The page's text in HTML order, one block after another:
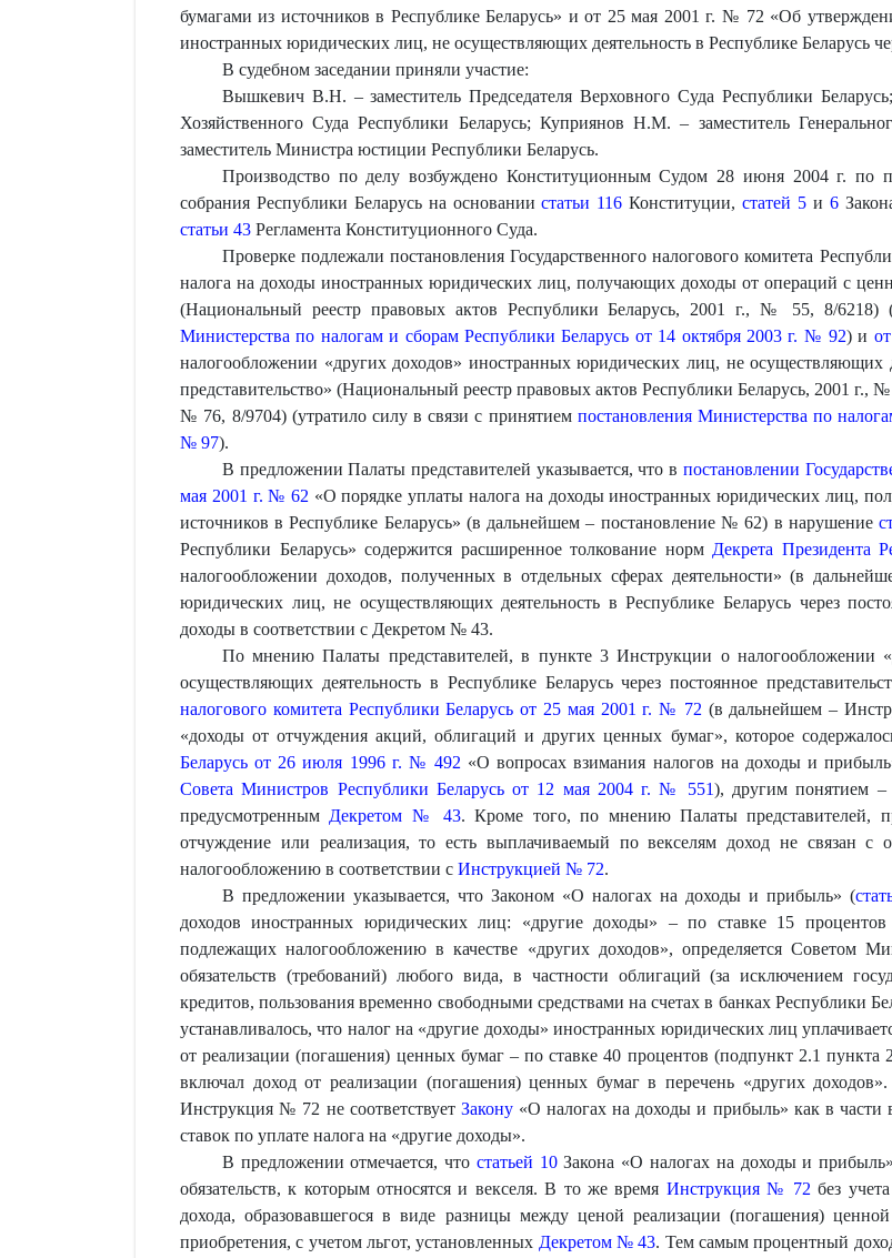
бумагами из источников в Республике Беларусь» и от 25 мая 2001 г. № 72 «Об
иностранных юридических лиц, не осуществляющих деятельность в Республике Беларусь
В судебном заседании приняли участие:
Вышкевич В.Н. – заместитель Председателя Верховного Суда Республики
Хозяйственного Суда Республики Беларусь; Куприянов Н.М. – заместитель
заместитель Министра юстиции Республики Беларусь.
Производство по делу возбуждено Конституционным Судом 28 июня 2004 г. по
собрания Республики Беларусь на основаниистатьи 116 Конституции,статей 5 и 6
статьи 43 Регламента Конституционного Суда.
Проверке подлежали постановления Государственного налогового комитета
налога на доходы иностранных юридических лиц, получающих доходы от операций с
(Национальный реестр правовых актов Республики Беларусь, 2001 г., № 55, 8/6218)
Министерства по налогам и сборам Республики Беларусь от 14 октября 2003 г. № 92) и
налогообложении «других доходов» иностранных юридических лиц, не осуществляющих
представительство» (Национальный реестр правовых актов Республики Беларусь, 2001
№ 76, 8/9704) (утратило силу в связи с принятием постановления Министерства по
№ 97).
В предложении Палаты представителей указывается, что в постановлении
мая 2001 г. № 62 «О порядке уплаты налога на доходы иностранных юридических лиц,
источников в Республике Беларусь» (в дальнейшем – постановление № 62) в нарушение
Республики Беларусь» содержится расширенное толкование норм Декрета Президента
налогообложении доходов, полученных в отдельных сферах деятельности» (в
юридических лиц, не осуществляющих деятельность в Республике Беларусь через
доходы в соответствии с Декретом № 43.
По мнению Палаты представителей, в пункте 3 Инструкции о налогообложении
осуществляющих деятельность в Республике Беларусь через постоянное
налогового комитета Республики Беларусь от 25 мая 2001 г. № 72 (в дальнейшем –
«доходы от отчуждения акций, облигаций и других ценных бумаг», которое
Беларусь от 26 июля 1996 г. № 492 «О вопросах взимания налогов на доходы и
Совета Министров Республики Беларусь от 12 мая 2004 г. № 551), другим понятием –
предусмотренным Декретом № 43. Кроме того, по мнению Палаты представителей,
отчуждение или реализация, то есть выплачиваемый по векселям доход не связан с
налогообложению в соответствии с Инструкцией № 72.
В предложении указывается, что Законом «О налогах на доходы и прибыль» (
доходов иностранных юридических лиц: «другие доходы» – по ставке 15
подлежащих налогообложению в качестве «других доходов», определяется Советом
обязательств (требований) любого вида, в частности облигаций (за исключением
кредитов, пользования временно свободными средствами на счетах в банках Республики
устанавливалось, что налог на «другие доходы» иностранных юридических лиц
от реализации (погашения) ценных бумаг – по ставке 40 процентов (подпункт 2.1
включал доход от реализации (погашения) ценных бумаг в перечень «других
Инструкция № 72 не соответствует Закону«О налогах на доходы и прибыль» как в части
ставок по уплате налога на «другие доходы».
В предложении отмечается, что статьей 10Закона «О налогах на доходы и
обязательств, к которым относятся и векселя. В то же время Инструкция № 72 без
дохода, образовавшегося в виде разницы между ценой реализации (погашения)
приобретения, с учетом льгот, установленных Декретом № 43. Тем самым процентный